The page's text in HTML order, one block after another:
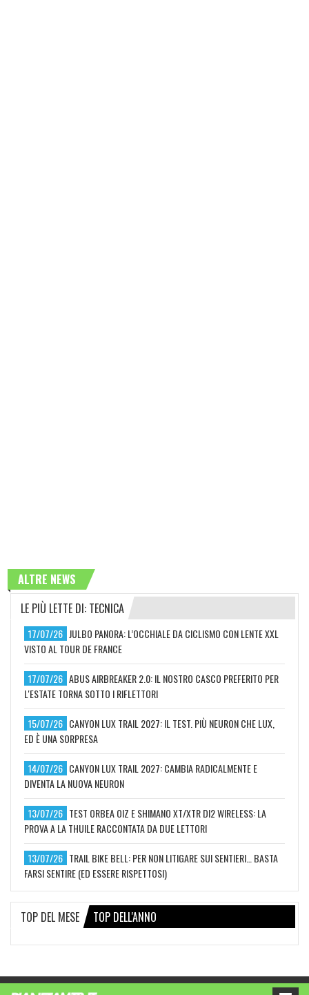
ALTRE NEWS
LE PIÙ LETTE DI: TECNICA
17/07/26 JULBO PANORA: L’OCCHIALE DA CICLISMO CON LENTE XXL
VISTO AL TOUR DE FRANCE
17/07/26 ABUS AIRBREAKER 2.0: IL NOSTRO CASCO PREFERITO PER
L'ESTATE TORNA SOTTO I RIFLETTORI
15/07/26 CANYON LUX TRAIL 2027: IL TEST. PIÙ NEURON CHE LUX,
ED È UNA SORPRESA
14/07/26 CANYON LUX TRAIL 2027: CAMBIA RADICALMENTE E
DIVENTA LA NUOVA NEURON
13/07/26 TEST ORBEA OIZ E SHIMANO XT/XTR DI2 WIRELESS: LA
PROVA A LA THUILE RACCONTATA DA DUE LETTORI
13/07/26 TRAIL BIKE BELL: PER NON LITIGARE SUI SENTIERI… BASTA
FARSI SENTIRE (ED ESSERE RISPETTOSI)
TOP DEL MESE TOP DELL'ANNO